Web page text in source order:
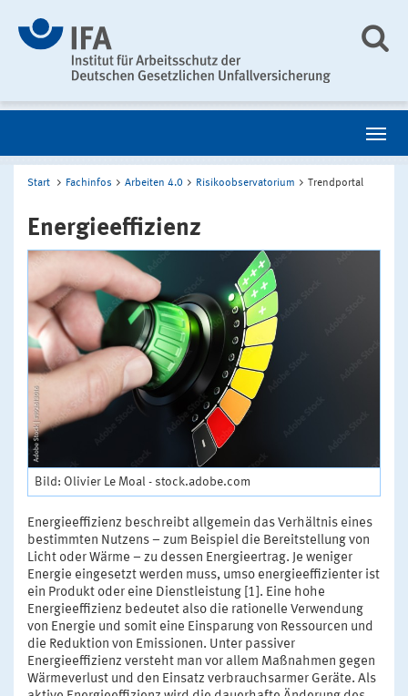
Start Fachinfos Arbeiten 4.0 Risikoobservatorium Trendportal
Energieeffizienz
Bild: Olivier Le Moal - stock.adobe.com
Energieeffizienz beschreibt allgemein das Verhältnis eines
bestimmten Nutzens – zum Beispiel die Bereitstellung von
Licht oder Wärme – zu dessen Energieertrag. Je weniger
Energie eingesetzt werden muss, umso energieeffizienter ist
ein Produkt oder eine Dienstleistung [1]. Eine hohe
Energieeffizienz bedeutet also die rationelle Verwendung
von Energie und somit eine Einsparung von Ressourcen und
die Reduktion von Emissionen. Unter passiver
Energieeffizienz versteht man vor allem Maßnahmen gegen
Wärmeverlust und den Einsatz verbrauchsarmer Geräte. Als